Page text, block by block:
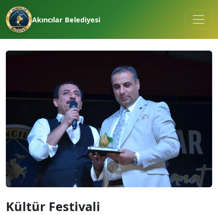
Akıncılar Belediyesi
Kültür Festivali